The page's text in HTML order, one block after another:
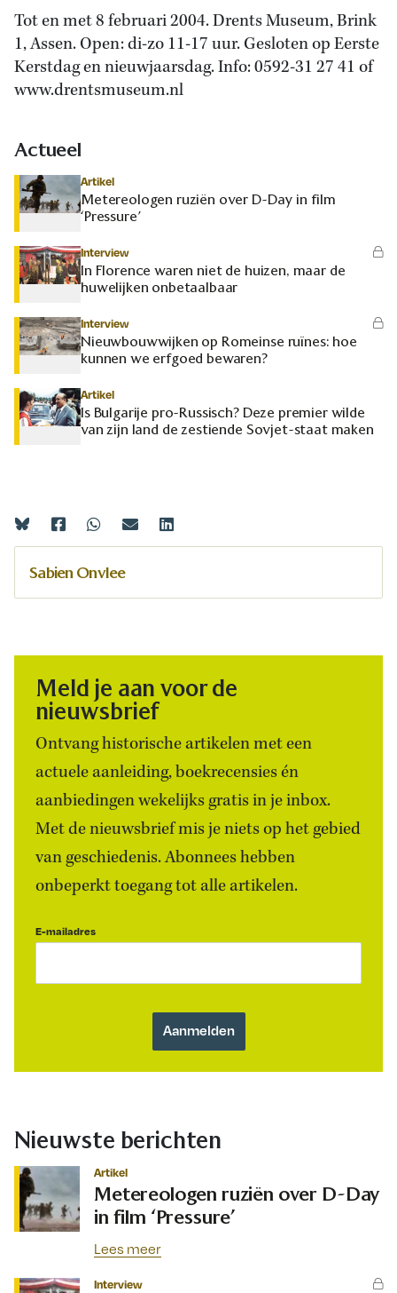
Tot en met 8 februari 2004. Drents Museum, Brink
1, Assen. Open: di-zo 11-17 uur. Gesloten op Eerste
Kerstdag en nieuwjaarsdag. Info: 0592-31 27 41 of
www.drentsmuseum.nl
Actueel
Artikel
Metereologen ruziën over D-Day in film
‘Pressure’
Interview
In Florence waren niet de huizen, maar de
huwelijken onbetaalbaar
Interview
Nieuwbouwwijken op Romeinse ruïnes: hoe
kunnen we erfgoed bewaren?
Artikel
Is Bulgarije pro-Russisch? Deze premier wilde
van zijn land de zestiende Sovjet-staat maken
Sabien Onvlee
Meld je aan voor de
nieuwsbrief
Ontvang historische artikelen met een
actuele aanleiding, boekrecensies én
aanbiedingen wekelijks gratis in je inbox.
Met de nieuwsbrief mis je niets op het gebied
van geschiedenis. Abonnees hebben
onbeperkt toegang tot alle artikelen.
E-mailadres
Nieuwste berichten
Artikel
Metereologen ruziën over D-Day
in film ‘Pressure’
Lees meer
Interview